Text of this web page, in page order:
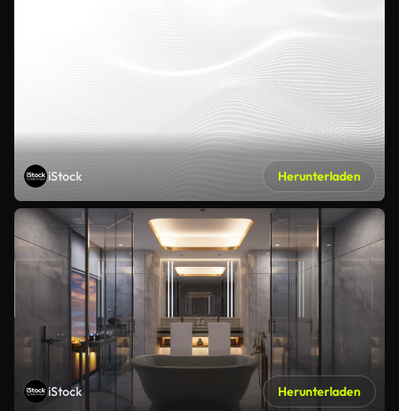
iStock Herunterladen
iStock Herunterladen